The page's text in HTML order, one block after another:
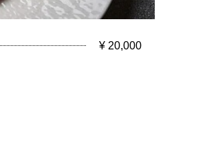
¥ 20,000